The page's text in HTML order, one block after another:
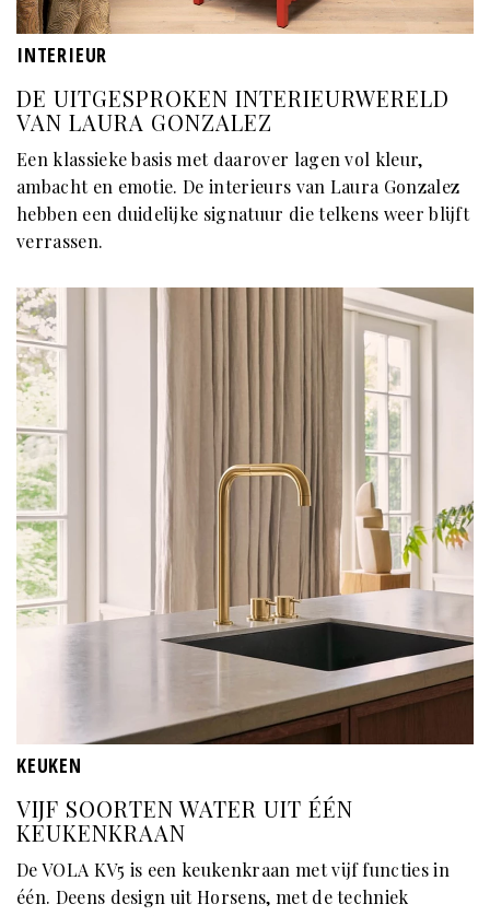
INTERIEUR
DE UITGESPROKEN INTERIEURWERELD
VAN LAURA GONZALEZ
Een klassieke basis met daarover lagen vol kleur,
ambacht en emotie. De interieurs van Laura Gonzalez
hebben een duidelijke signatuur die telkens weer blijft
verrassen.
KEUKEN
VIJF SOORTEN WATER UIT ÉÉN
KEUKENKRAAN
De VOLA KV5 is een keukenkraan met vijf functies in
één. Deens design uit Horsens, met de techniek